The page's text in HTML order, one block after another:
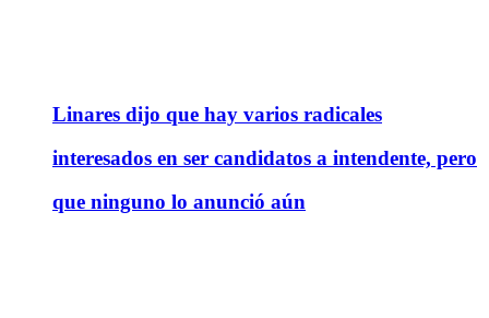
Linares dijo que hay varios radicales
interesados en ser candidatos a intendente, pero
que ninguno lo anunció aún